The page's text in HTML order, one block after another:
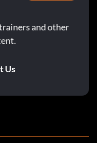
and other
Us